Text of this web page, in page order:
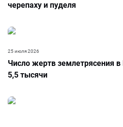
черепаху и пуделя
Число жертв землетрясения
5,5 тысячи
25 июля 2026